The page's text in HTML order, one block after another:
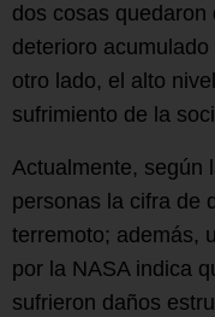
dos cosas quedaron
deterioro
otro lado, el alto
sufrimiento de la
Actualmente, según
personas la cifra de
terremoto; además,
por la NASA indica
sufrieron daños